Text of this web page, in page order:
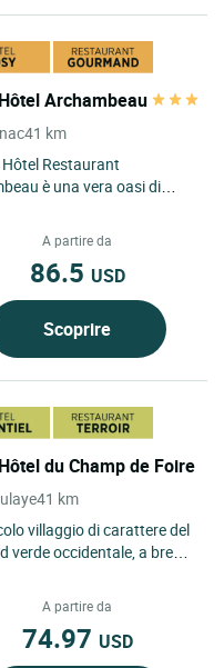
Archambeau
41 km
Restaurant
è una vera oasi di
Da novembre a marzo...
A partire da
86.5 USD
Scoprire
du Champ de Foire
41 km
villaggio di carattere del
verde occidentale, a breve
Champ...A partire da
74.97 USD